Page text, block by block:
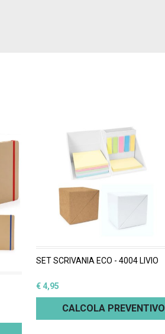
SET SCRIVANIA ECO - 4004 LIVIO
€ 4,95
CALCOLA PREVENTIVO